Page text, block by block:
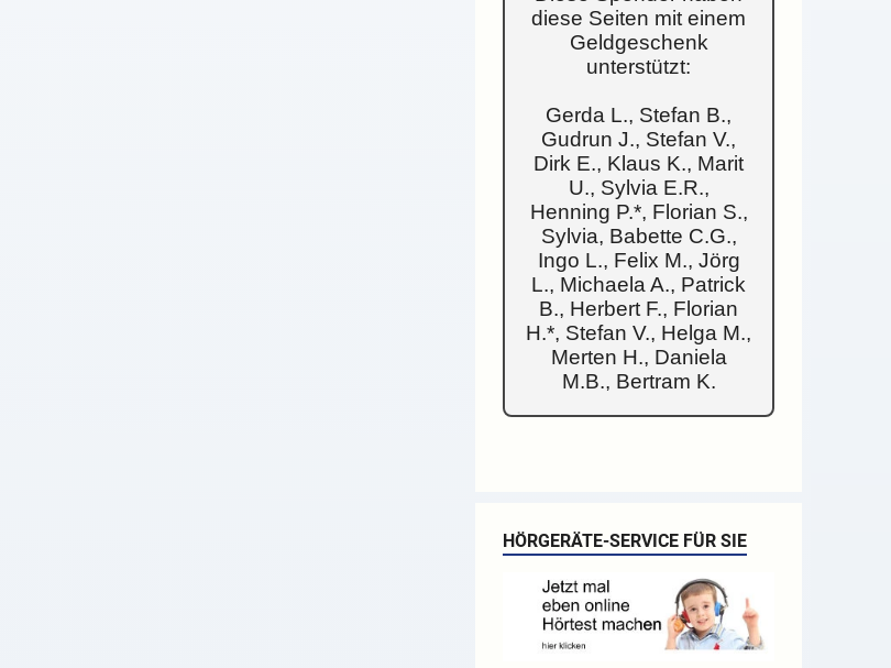
diese Seiten mit einem
Geldgeschenk
unterstützt:
Gerda L., Stefan B.,
Gudrun J., Stefan V.,
Dirk E., Klaus K., Marit
U., Sylvia E.R.,
Henning P.*, Florian S.,
Sylvia, Babette C.G.,
Ingo L., Felix M., Jörg
L., Michaela A., Patrick
B., Herbert F., Florian
H.*, Stefan V., Helga M.,
Merten H., Daniela
M.B., Bertram K.
HÖRGERÄTE-SERVICE FÜR SIE